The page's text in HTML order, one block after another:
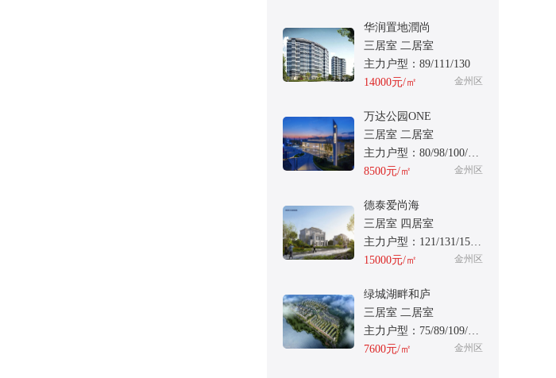
华润置地潤尚
三居室 二居室
主力户型：89/111/130
14000元/㎡
金州区
万达公园ONE
三居室 二居室
主力户型：80/98/100/105
8500元/㎡
金州区
德泰爱尚海
三居室 四居室
主力户型：121/131/158/198
15000元/㎡
金州区
绿城湖畔和庐
三居室 二居室
主力户型：75/89/109/121
7600元/㎡
金州区